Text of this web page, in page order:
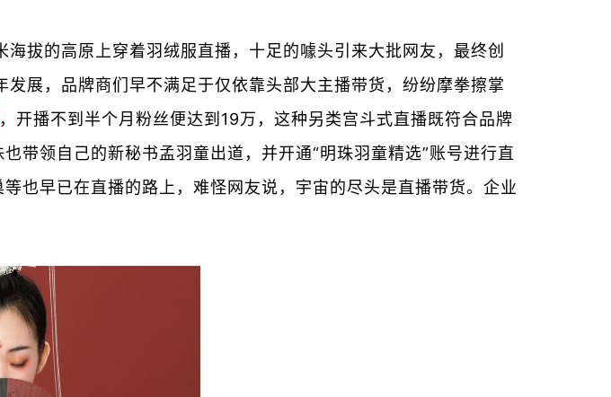
拔的高原上穿着羽绒服直播，十足的噱头引来大批网友，最终创
展，品牌商们早不满足于仅依靠头部大主播带货，纷纷摩拳擦掌
，开播不到半个月粉丝便达到19万，这种另类宫斗式直播既符合品牌
带领自己的新秘书孟羽童出道，并开通“明珠羽童精选”账号进行直
早已在直播的路上，难怪网友说，宇宙的尽头是直播带货。企业